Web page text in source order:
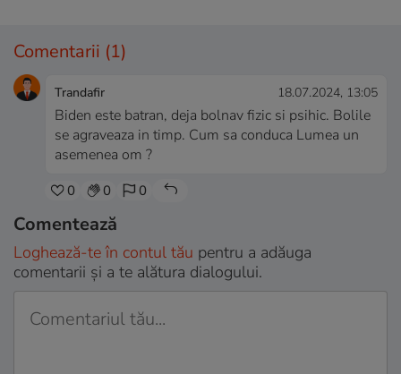
Comentarii (1)
Trandafir 18.07.2024, 13:05
Biden este batran, deja bolnav fizic si psihic. Bolile
se agraveaza in timp. Cum sa conduca Lumea un
asemenea om ?
0 0 0
Comentează
Loghează-te în contul tău pentru a adăuga
comentarii și a te alătura dialogului.